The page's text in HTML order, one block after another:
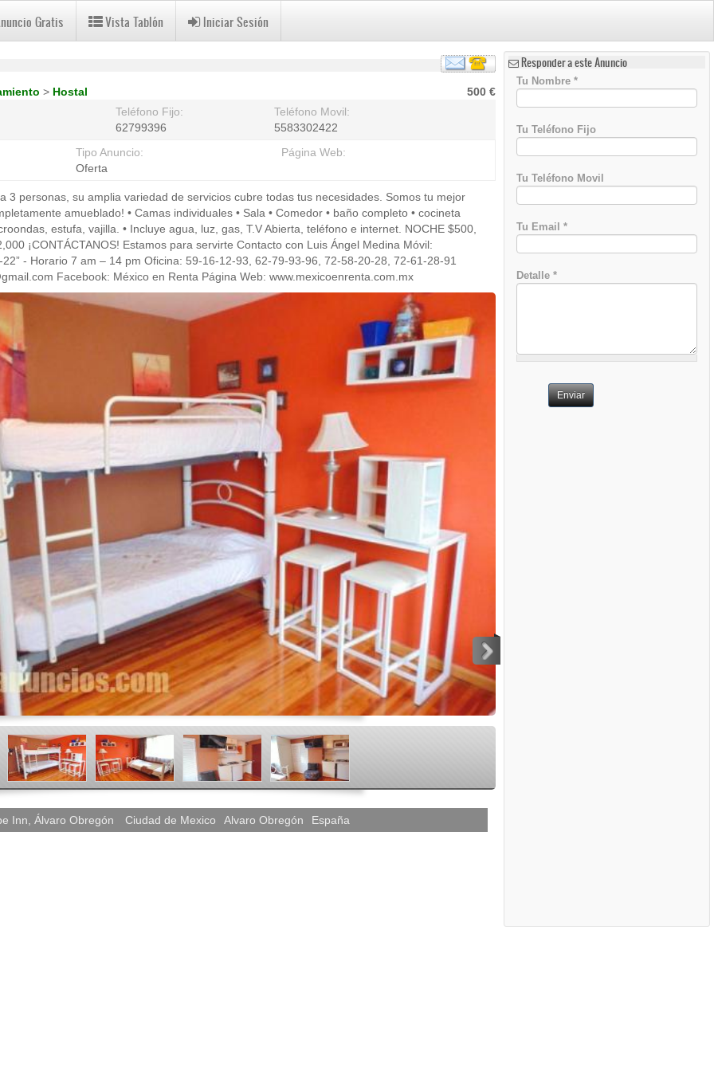
Gratis Vista Tablón Iniciar Sesión
500 €
> Hostal
Teléfono Fijo:
62799396
Teléfono Movil:
5583302422
Tipo Anuncio:
Oferta
Página Web:
3 personas, su amplia variedad de servicios cubre todas tus necesidades. Somos tu mejor
amueblado! • Camas individuales • Sala • Comedor • baño completo • cocineta
estufa, vajilla. • Incluye agua, luz, gas, T.V Abierta, teléfono e internet. NOCHE $500,
¡CONTÁCTANOS! Estamos para servirte Contacto con Luis Ángel Medina Móvil:
- Horario 7 am – 14 pm Oficina: 59-16-12-93, 62-79-93-96, 72-58-20-28, 72-61-28-91
Facebook: México en Renta Página Web: www.mexicoenrenta.com.mx
>
Inn, Álvaro Obregón Ciudad de Mexico Alvaro Obregón España
Responder a este Anuncio
Tu Nombre*
Tu Teléfono Fijo
Tu Teléfono Movil
Tu Email*
Detalle*
Enviar